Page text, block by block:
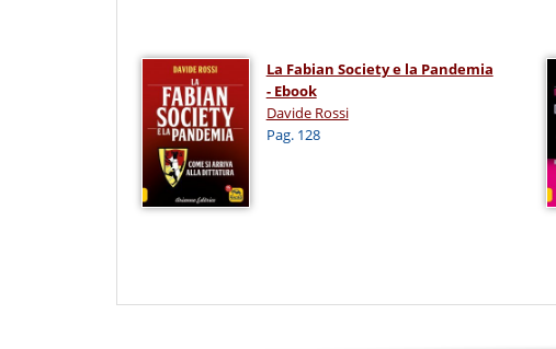
La Fabian Society e la Pandemia
- Ebook
Davide Rossi
Pag. 128